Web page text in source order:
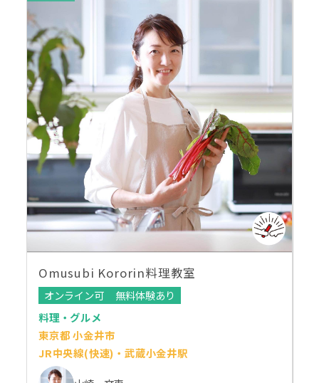
Omusubi Kororin料理教室
オンライン可
無料体験あり
料理・グルメ
東京都 小金井市
JR中央線(快速)・武蔵小金井駅